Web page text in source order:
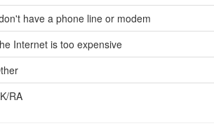
have a phone line or modem
Internet is too expensive
RA